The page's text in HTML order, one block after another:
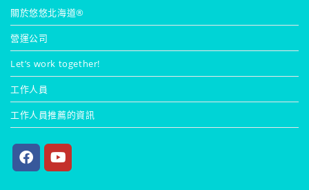
關於悠悠北海道®
營運公司
Let’s work together!
工作人員
工作人員推薦的資訊